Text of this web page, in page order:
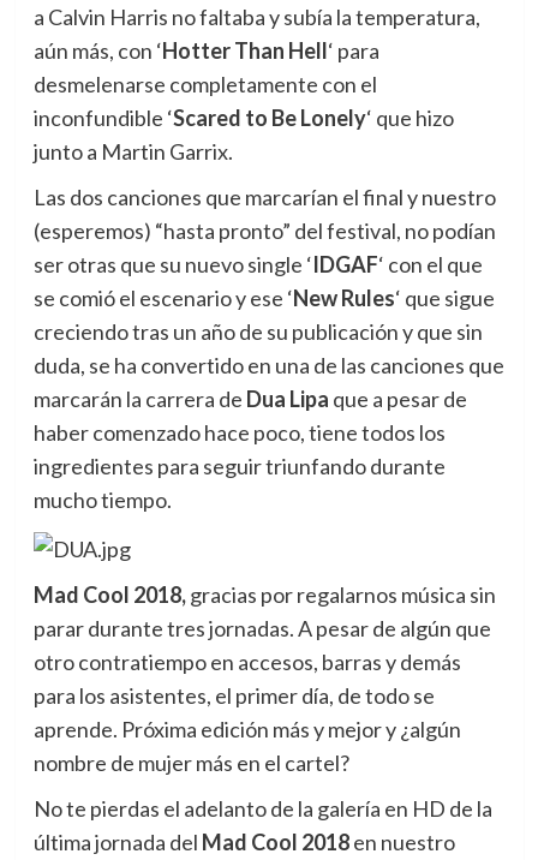
a Calvin Harris no faltaba y subía la temperatura,
aún más, con ‘Hotter Than Hell‘ para
desmelenarse completamente con el
inconfundible ‘Scared to Be Lonely‘ que hizo
junto a Martin Garrix.
Las dos canciones que marcarían el final y nuestro
(esperemos) “hasta pronto” del festival, no podían
ser otras que su nuevo single ‘IDGAF‘ con el que
se comió el escenario y ese ‘New Rules‘ que sigue
creciendo tras un año de su publicación y que sin
duda, se ha convertido en una de las canciones que
marcarán la carrera de Dua Lipa que a pesar de
haber comenzado hace poco, tiene todos los
ingredientes para seguir triunfando durante
mucho tiempo.
Mad Cool 2018,gracias por regalarnos música sin
parar durante tres jornadas. A pesar de algún que
otro contratiempo en accesos, barras y demás
para los asistentes, el primer día, de todo se
aprende. Próxima edición más y mejor y ¿algún
nombre de mujer más en el cartel?
No te pierdas el adelanto de la galería en HD de la
última jornada del Mad Cool 2018en nuestro